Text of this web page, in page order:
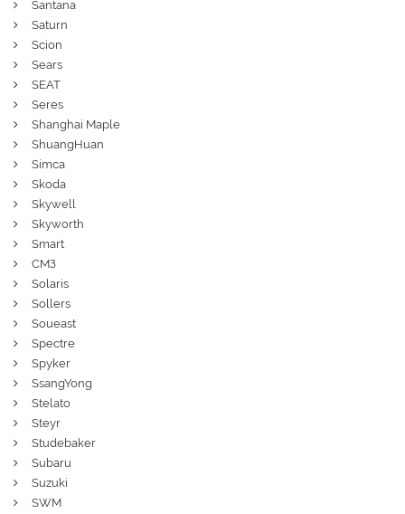
Santana
Saturn
Scion
Sears
SEAT
Seres
Shanghai Maple
ShuangHuan
Simca
Skoda
Skywell
Skyworth
Smart
СМЗ
Solaris
Sollers
Soueast
Spectre
Spyker
SsangYong
Stelato
Steyr
Studebaker
Subaru
Suzuki
SWM